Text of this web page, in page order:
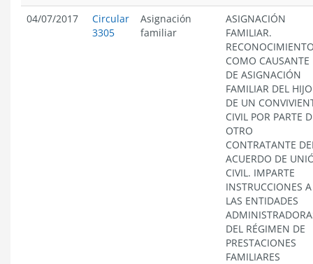
04/07/2017
Circular
3305
Asignación
familiar
ASIGNACIÓN
FAMILIAR.
COMO CAUSANTE
DE ASIGNACIÓN
FAMILIAR DEL HIJO
DE UN
CIVIL POR PARTE
OTRO
CONTRATANTE
ACUERDO DE
CIVIL. IMPARTE
INSTRUCCIONES A
LAS ENTIDADES
DEL RÉGIMEN DE
PRESTACIONES
FAMILIARES